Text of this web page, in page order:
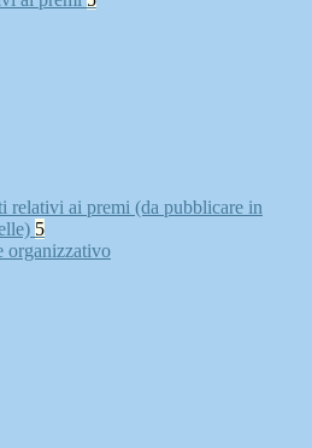
relativi ai premi (da pubblicare in
5
organizzativo